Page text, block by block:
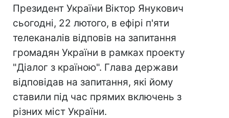
Президент України Віктор Янукович
сьогодні, 22 лютого, в ефірі п'яти
телеканалів відповів на запитання
громадян України в рамках проекту
"Діалог з країною". Глава держави
відповідав на запитання, які йому
ставили під час прямих включень з
різних міст України.